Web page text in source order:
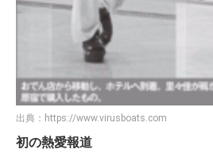
出典： https://www.virusboats.com
初の熱愛報道